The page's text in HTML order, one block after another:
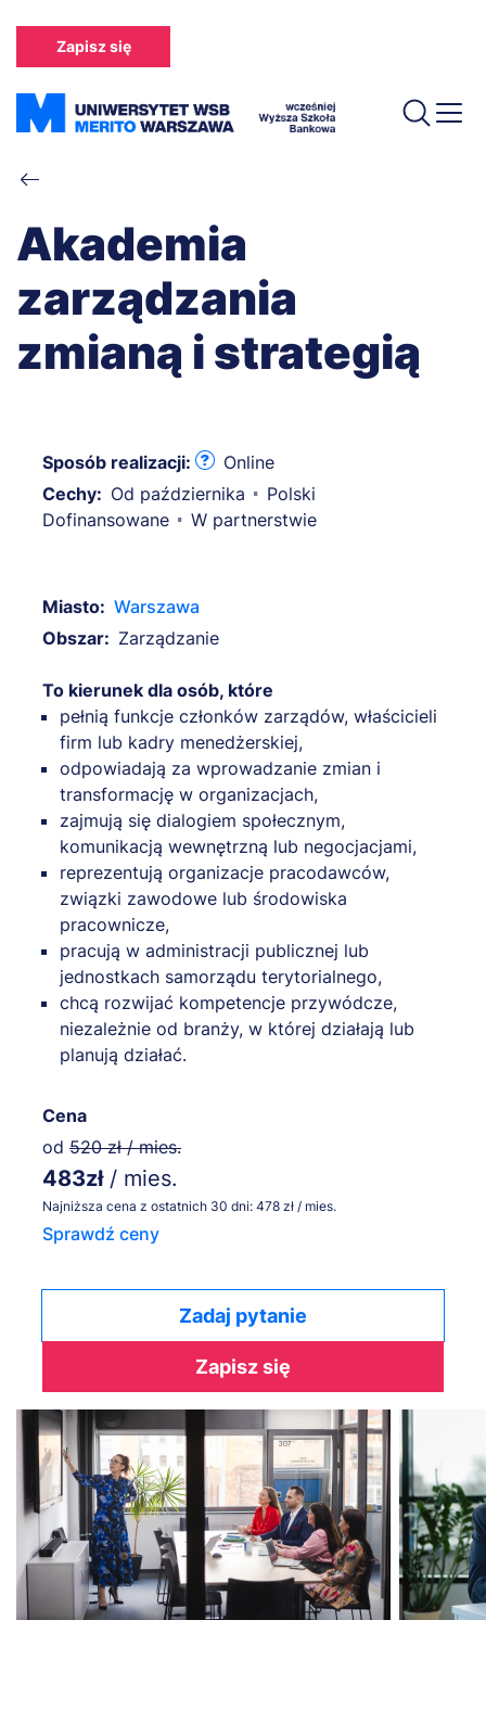
treści
Zapisz się
Ścieżka
nawigacyjna
Akademia
zarządzania
zmianą i strategią
Sposób realizacji:
Online
Cechy: Od października
Polski
Dofinansowane
W partnerstwie
Miasto: Warszawa
Obszar: Zarządzanie
To kierunek dla osób, które
pełnią funkcje członków zarządów, właścicieli
firm lub kadry menedżerskiej,
odpowiadają za wprowadzanie zmian i
transformację w organizacjach,
zajmują się dialogiem społecznym,
komunikacją wewnętrzną lub negocjacjami,
reprezentują organizacje pracodawców,
związki zawodowe lub środowiska
pracownicze,
pracują w administracji publicznej lub
jednostkach samorządu terytorialnego,
chcą rozwijać kompetencje przywódcze,
niezależnie od branży, w której działają lub
planują działać.
Cena
od 520 zł / mies.
483zł / mies.
Najniższa cena z ostatnich 30 dni: 478 zł / mies.
Sprawdź ceny
Zadaj pytanie
Zapisz się